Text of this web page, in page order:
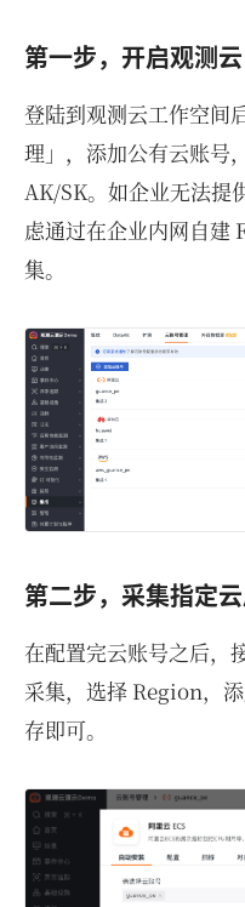
第一步，开启观测
登陆到观测云工作空间
理」，添加公有云账号
AK/SK。如企业无法提
虑通过在企业内网自建
集。
第二步，采集指定
在配置完云账号之后，
采集，选择 Region，
存即可。